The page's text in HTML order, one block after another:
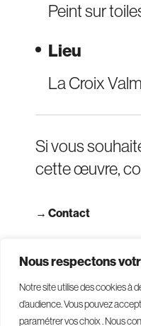
Nous respectons
Notre site utilise des cookies à
d’audience. Vous pouvez
paramétrer vos choix . Nous
Peint sur
Lieu
La Croix
Si vous
cette œuvre,
→ Contact